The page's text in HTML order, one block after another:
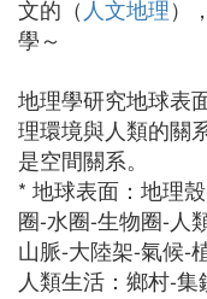
文的（ 人文地理）
學～
地理學研究地球表
理環境與人類的關
是空間關系。
* 地球表面：地理
圈-水圈-生物圈-人
山脈-大陸架-氣候-
人類生活：鄉村-